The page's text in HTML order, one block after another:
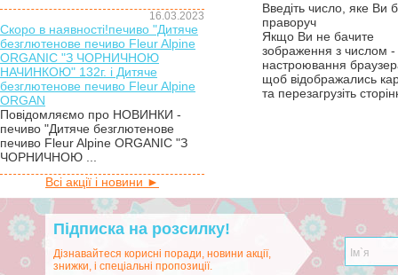
16.03.2023
Скоро в наявності!печиво "Дитяче
безглютенове печиво Fleur Alpine
ORGANIC "З ЧОРНИЧНОЮ
НАЧИНКОЮ" 132г. і Дитяче
безглютенове печиво Fleur Alpine
ORGAN
Повідомляємо про НОВИНКИ -
печиво "Дитяче безглютенове
печиво Fleur Alpine ORGANIC "З
ЧОРНИЧНОЮ ...
Всі акції і новини ►
Введіть число, яке Ви
праворуч
Якщо Ви не бачите
зображення з числом -
настроювання
щоб відображались
та перезагрузіть
Підписка на розсилку!
Дізнавайтеся корисні поради, новини акції,
знижки, і спеціальні пропозиції.